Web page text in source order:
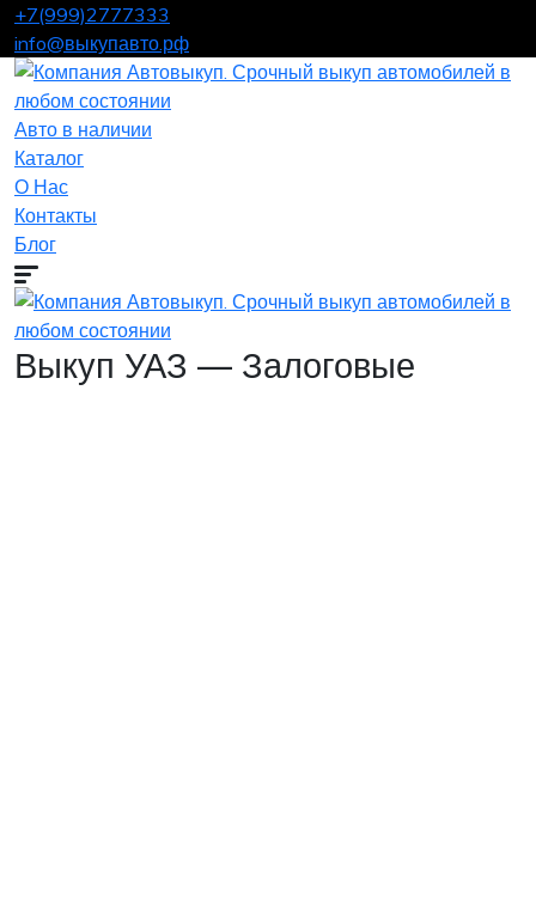
+7(999)2777333
info@выкупавто.рф
Авто в наличии
Каталог
О Нас
Контакты
Блог
Выкуп УАЗ — Залоговые